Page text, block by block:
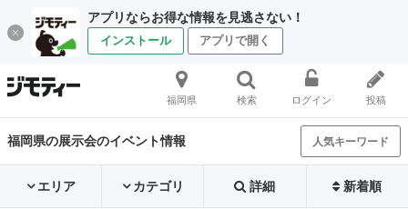
アプリならお得な情報を見逃さない！
インストール アプリで開く
福岡県 検索 ログイン 投稿
福岡県の展示会のイベント情報 人気キーワード
エリア カテゴリ 詳細 新着順